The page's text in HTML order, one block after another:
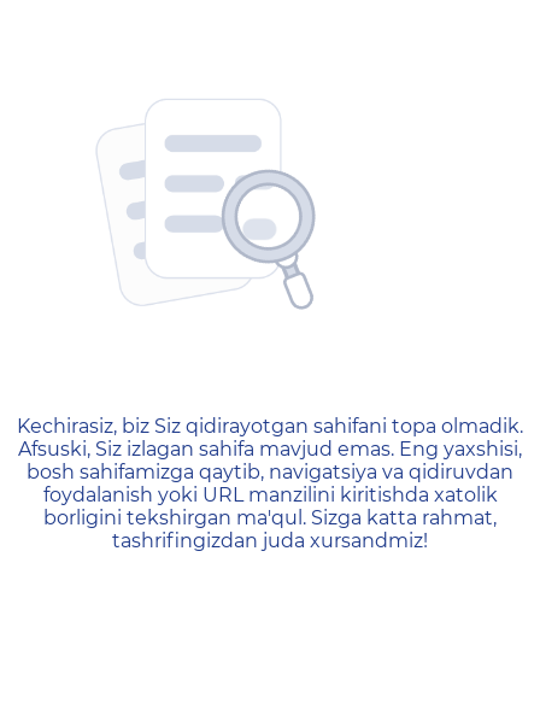
404 — Страница не
Kechirasiz, biz Siz qidirayotgan sahifani topa olmadik.
Afsuski, Siz izlagan sahifa mavjud emas. Eng yaxshisi,
bosh sahifamizga qaytib, navigatsiya va qidiruvdan
foydalanish yoki URL manzilini kiritishda xatolik
borligini tekshirgan ma'qul. Sizga katta rahmat,
tashrifingizdan juda xursandmiz!